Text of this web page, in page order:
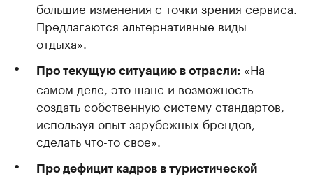
большие изменения с точки зрения сервиса.
Предлагаются альтернативные виды
отдыха».
Про текущую ситуацию в отрасли: «На
самом деле, это шанс и возможность
создать собственную систему стандартов,
используя опыт зарубежных брендов,
сделать что-то свое».
Про дефицит кадров в туристической